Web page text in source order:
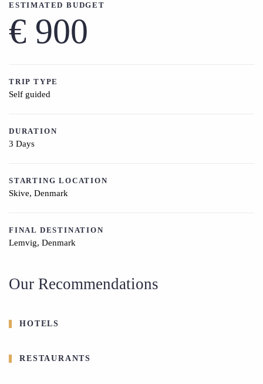
ESTIMATED BUDGET
€ 900
TRIP TYPE
Self guided
DURATION
3 Days
STARTING LOCATION
Skive, Denmark
FINAL DESTINATION
Lemvig, Denmark
Our Recommendations
HOTELS
RESTAURANTS